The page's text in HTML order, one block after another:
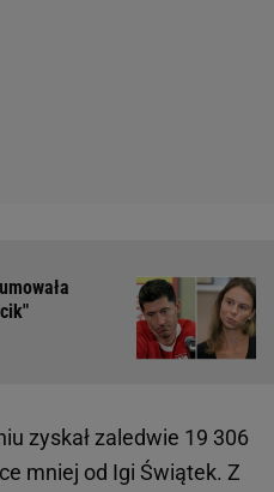
zyskał zaledwie 19 306
mniej od Igi Świątek. Z